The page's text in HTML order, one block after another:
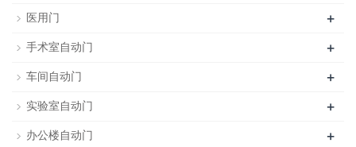
医用门 +
手术室自动门 +
车间自动门 +
实验室自动门 +
办公楼自动门 +